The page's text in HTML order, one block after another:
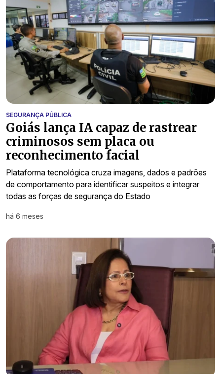
SEGURANÇA PÚBLICA
Goiás lança IA capaz de rastrear
criminosos sem placa ou
reconhecimento facial
Plataforma tecnológica cruza imagens, dados e padrões
de comportamento para identificar suspeitos e integrar
todas as forças de segurança do Estado
há 6 meses